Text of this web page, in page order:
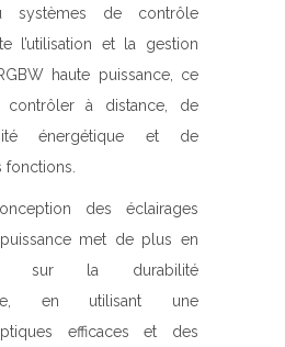
systèmes de contrôle
l’utilisation et la gestion
haute puissance, ce
à distance, de
énergétique et de
fonctions.
des éclairages
met de plus en
sur la durabilité
en utilisant une
efficaces et des